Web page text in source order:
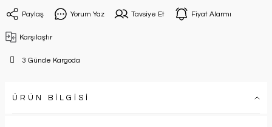
Paylaş Yorum Yaz Tavsiye Et Fiyat Alarmı
Karşılaştır
3 Günde Kargoda
ÜRÜN BİLGİSİ